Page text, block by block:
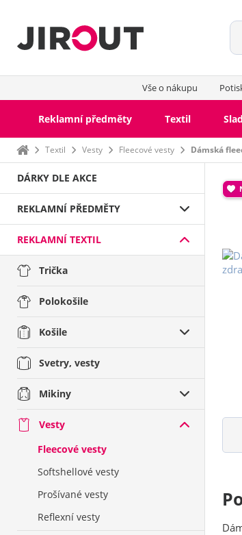
Vše o nákupu
Reklamní předměty Textil
Domů Textil Vesty Fleecové vesty Dámská
DÁRKY DLE AKCE
REKLAMNÍ PŘEDMĚTY
REKLAMNÍ TEXTIL
Trička
Polokošile
Košile
Svetry, vesty
Mikiny
Vesty
Fleecové vesty
Softshellové vesty
Prošívané vesty
Reflexní vesty